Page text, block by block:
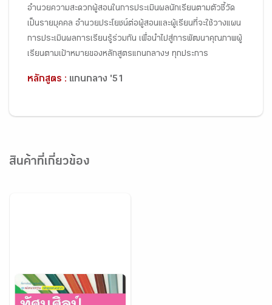
อำนวยความสะดวกผู้สอนในการประเมินผลนักเรียนตามตัวชี้วัด
เป็นรายบุคคล อำนวยประโยชน์ต่อผู้สอนและผู้เรียนที่จะใช้วางแผน
การประเมินผลการเรียนรู้ร่วมกัน เพื่อนำไปสู่การพัฒนาคุณภาพผู้
เรียนตามเป้าหมายของหลักสูตรแกนกลางฯ ทุกประการ
หลักสูตร : แกนกลาง '51
สินค้าที่เกี่ยวข้อง